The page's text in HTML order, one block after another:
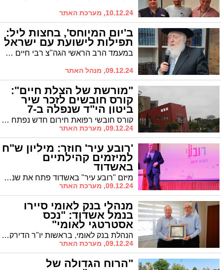
10.12.24, מערכת האתר
ב'יום המיוחס', בחצות ליל:
תפילות לישועת עם ישראל
במעמד הרב הראשי הגה"צ רבי חיים שמעון פינטו התקיימו תפילות וסליחות לישועת והצלת עם ישראל באוהל ציונו של הרה"צ רבי משה אהרון פינטו זצ"ל | בדבריו גילה את דברי החתם סופר על מעלתו וסגולתו של יום ד' בכסלו
09.12.24, מנהל האתר
"מורשת של הצלת חיים":
קורס חובשים לזכר שיר
ביטון הי"ד שנפלה ב-7
באוקטובר קורס חובשי רפואת חירום חדש נפתח בתחנת מד"א באשדוד, המוקדש לזכרה של סמל שיר ביטון הי"ד, שנפלה בקרב בעוטף עזה ב-7 באוקטובר. בין 30 המשתתפים בקורס נמצאים הוריה של שיר, אסף ואורי ביטון, לצד חברי משפחה נוספים.
09.12.24, מערכת האתר
'רובע עיר' חוזר: מיליון ש"ח
למיזמים קהילתיים
באשדוד
מיזם "רובע עיר" באשדוד פתח את שנתו השלישית עם 30 פרויקטים חברתיים חדשים. המיזם, הגדול מסוגו בישראל, מעניק מימון של מיליון ש"ח ליוזמות תושבים המקדמות את המרחב הקהילתי-חברתי בעיר. חלק מהמיזמים מופעלים על ידי אברכים חסידיים בעיר. ראש העיר לסרי: "דוגמה ייחודית לשיתוף ציבור"
09.12.24, מערכת האתר
מנהלי בנק לאומי סיירו
בנמל אשדוד: "נכס
אסטרטגי לאומי"
הנהלת בנק לאומי, בראשות יו"ר הדירקטוריון ד"ר שמואל בן צבי, הגיעה היום לסיור מקצועי בנמל אשדוד במטרה להדק את הקשרים העסקיים בין שני הגופים.
09.12.24, מערכת האתר
"הרוח הגדולה של